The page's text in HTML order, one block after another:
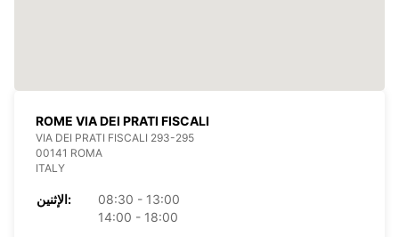
ROME VIA DEI PRATI FISCALI
VIA DEI PRATI FISCALI 293-295
00141 ROMA
ITALY
الإثنين:
08:30 - 13:00
14:00 - 18:00